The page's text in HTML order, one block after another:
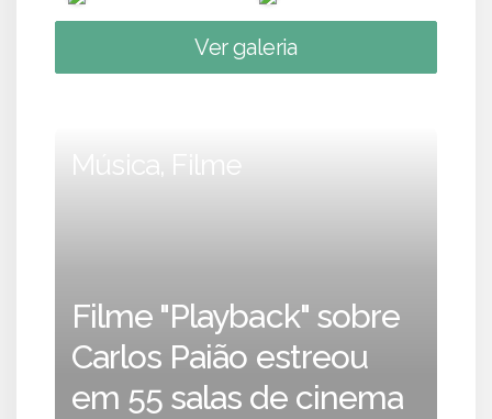
Ver galeria
Música, Filme
Filme "Playback" sobre
Carlos Paião estreou
em 55 salas de cinema